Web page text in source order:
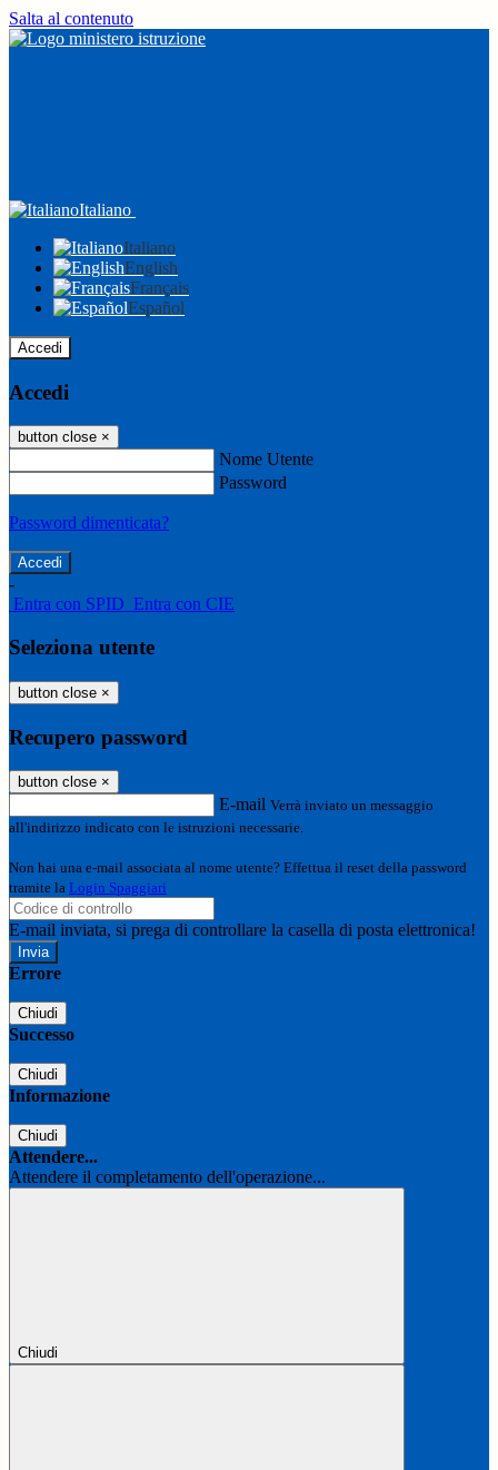
Salta al contenuto
Italiano
Italiano
English
Français
Español
Accedi
Accedi
button close ×
Nome Utente
Password
Password dimenticata?
-
Entra con SPID Entra con CIE
Seleziona utente
button close ×
Recupero password
button close ×
E-mail Verrà inviato un messaggio
all'indirizzo indicato con le istruzioni necessarie.
Non hai una e-mail associata al nome utente? Effettua il reset della password
tramite la Login Spaggiari
E-mail inviata, si prega di controllare la casella di posta elettronica!
Errore
Chiudi
Successo
Chiudi
Informazione
Chiudi
Attendere...
Attendere il completamento dell'operazione...
Chiudi